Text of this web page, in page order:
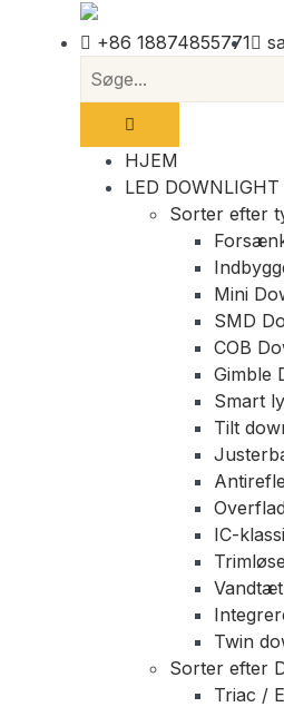
+86 18874855771
HJEM
LED DOWNLIGHT
Sorter efter
Mini
SMD
COB
Gimble
Smart
Tilt
IC-
Twin
Sorter efter
Triac /